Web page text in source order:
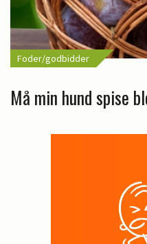
Foder/godbidder
Må min hund spise